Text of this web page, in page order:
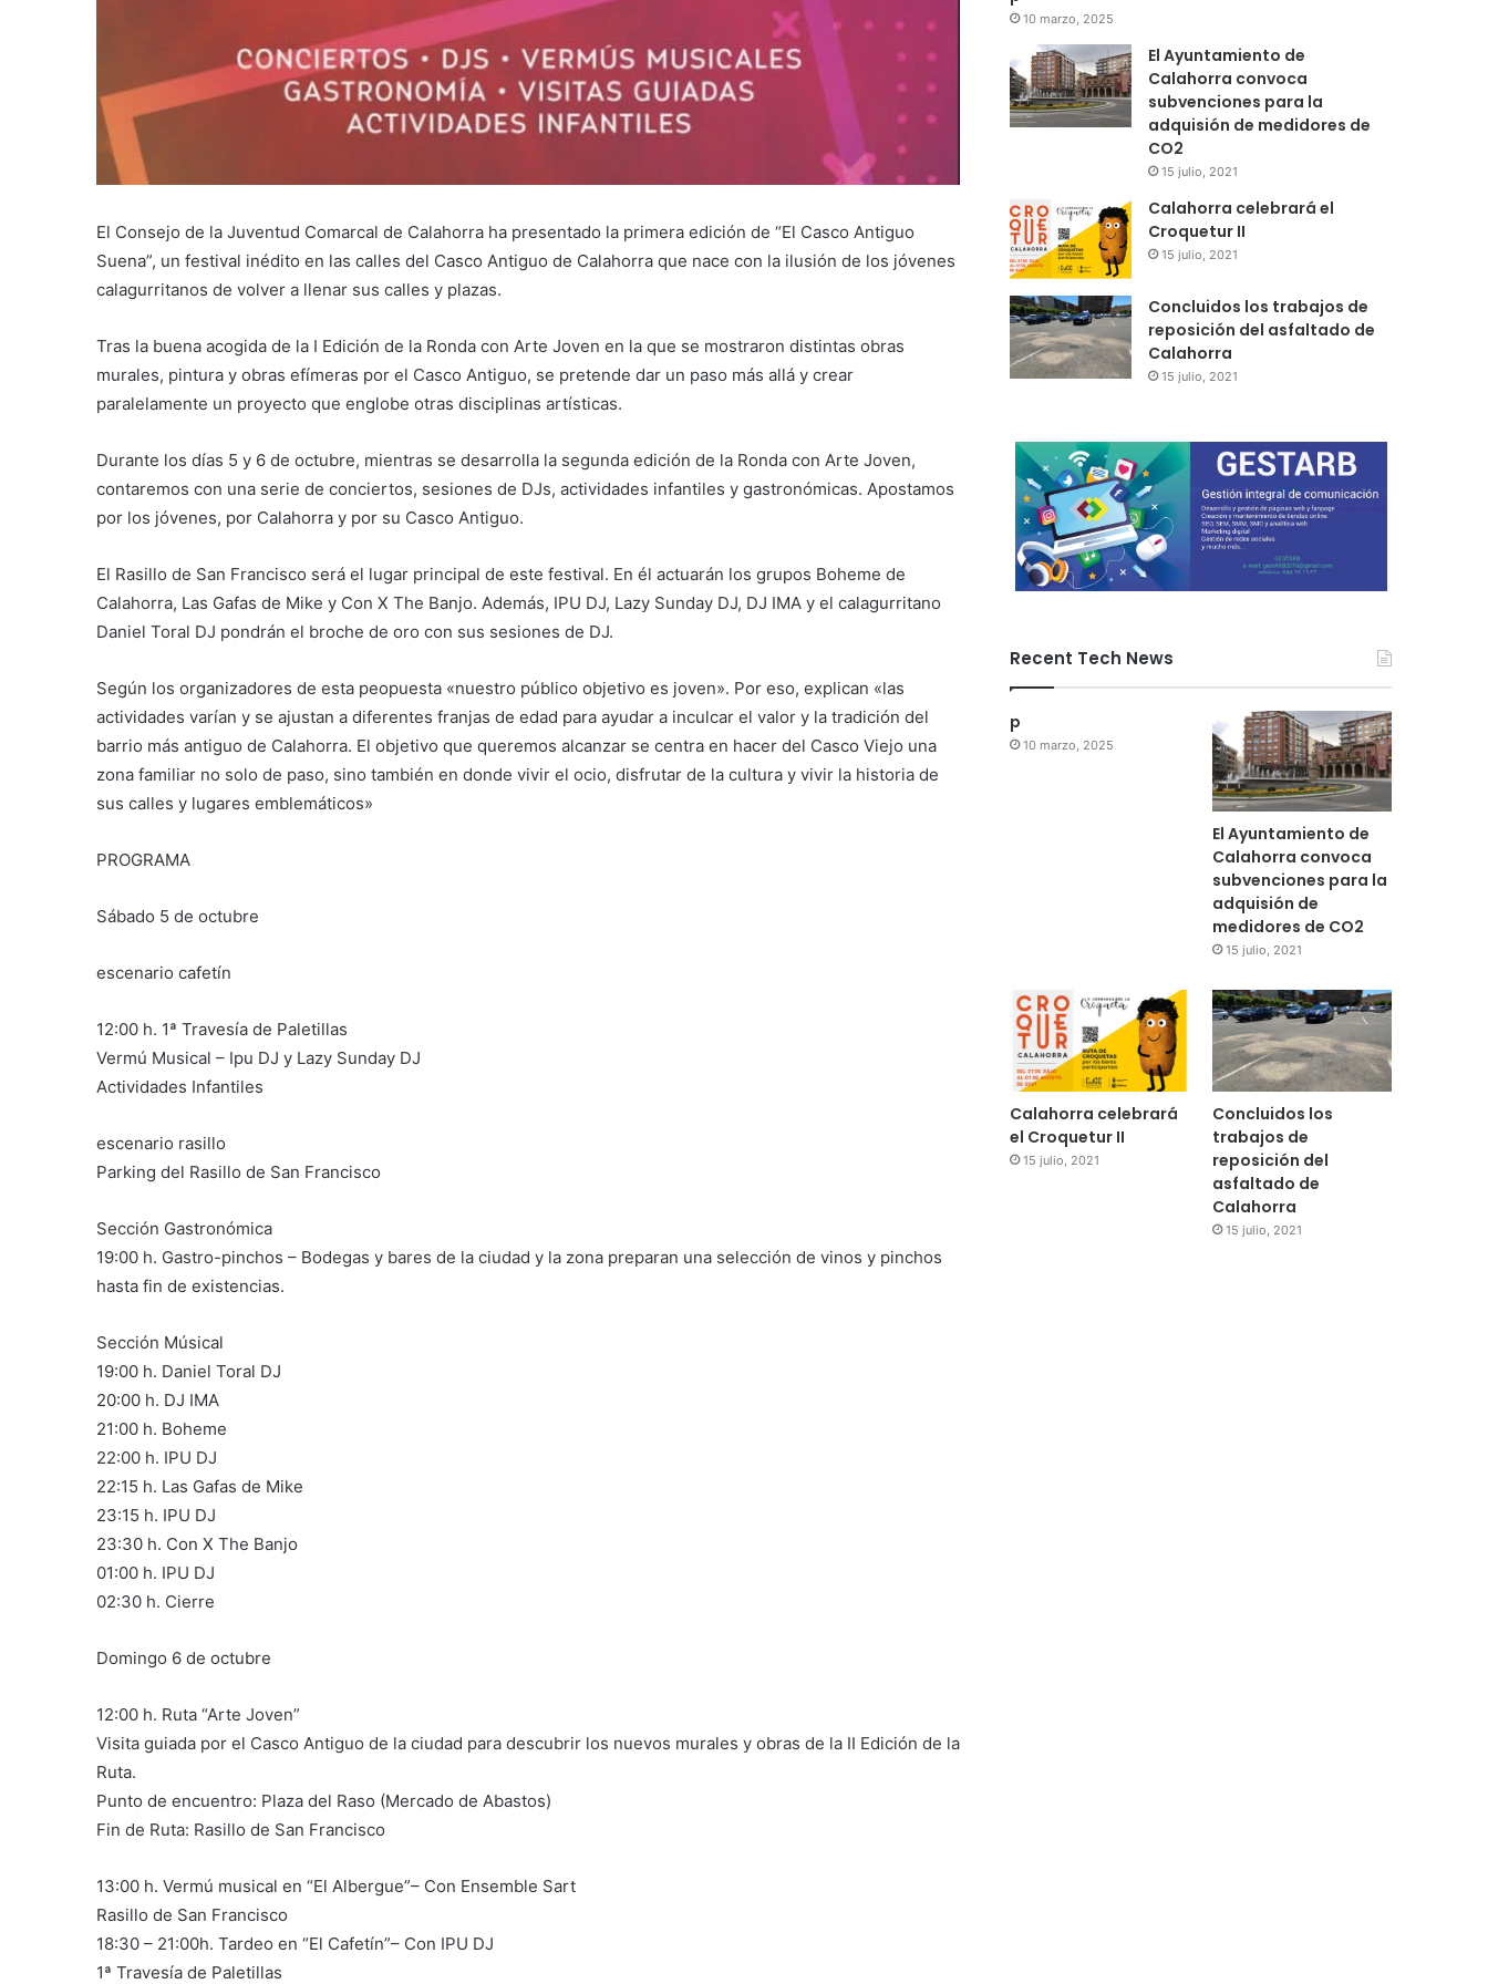
El Consejo de la Juventud Comarcal de Calahorra ha presentado la primera edición de “El Casco Antiguo
Suena”, un festival inédito en las calles del Casco Antiguo de Calahorra que nace con la ilusión de los jóvenes
calagurritanos de volver a llenar sus calles y plazas.
Tras la buena acogida de la I Edición de la Ronda con Arte Joven en la que se mostraron distintas obras
murales, pintura y obras efímeras por el Casco Antiguo, se pretende dar un paso más allá y crear
paralelamente un proyecto que englobe otras disciplinas artísticas.
Durante los días 5 y 6 de octubre, mientras se desarrolla la segunda edición de la Ronda con Arte Joven,
contaremos con una serie de conciertos, sesiones de DJs, actividades infantiles y gastronómicas. Apostamos
por los jóvenes, por Calahorra y por su Casco Antiguo.
El Rasillo de San Francisco será el lugar principal de este festival. En él actuarán los grupos Boheme de
Calahorra, Las Gafas de Mike y Con X The Banjo. Además, IPU DJ, Lazy Sunday DJ, DJ IMA y el calagurritano
Daniel Toral DJ pondrán el broche de oro con sus sesiones de DJ.
Según los organizadores de esta peopuesta «nuestro público objetivo es joven». Por eso, explican «las
actividades varían y se ajustan a diferentes franjas de edad para ayudar a inculcar el valor y la tradición del
barrio más antiguo de Calahorra. El objetivo que queremos alcanzar se centra en hacer del Casco Viejo una
zona familiar no solo de paso, sino también en donde vivir el ocio, disfrutar de la cultura y vivir la historia de
sus calles y lugares emblemáticos»
PROGRAMA
Sábado 5 de octubre
escenario cafetín
12:00 h. 1ª Travesía de Paletillas
Vermú Musical – Ipu DJ y Lazy Sunday DJ
Actividades Infantiles
escenario rasillo
Parking del Rasillo de San Francisco
Sección Gastronómica
19:00 h. Gastro-pinchos – Bodegas y bares de la ciudad y la zona preparan una selección de vinos y pinchos
hasta fin de existencias.
Sección Músical
19:00 h. Daniel Toral DJ
20:00 h. DJ IMA
21:00 h. Boheme
22:00 h. IPU DJ
22:15 h. Las Gafas de Mike
23:15 h. IPU DJ
23:30 h. Con X The Banjo
01:00 h. IPU DJ
02:30 h. Cierre
Domingo 6 de octubre
12:00 h. Ruta “Arte Joven”
Visita guiada por el Casco Antiguo de la ciudad para descubrir los nuevos murales y obras de la II Edición de la
Ruta.
Punto de encuentro: Plaza del Raso (Mercado de Abastos)
Fin de Ruta: Rasillo de San Francisco
13:00 h. Vermú musical en “El Albergue”– Con Ensemble Sart
Rasillo de San Francisco
18:30 – 21:00h. Tardeo en “El Cafetín”– Con IPU DJ
1ª Travesía de Paletillas
10 marzo, 2025
El Ayuntamiento de
Calahorra convoca
subvenciones para la
adquisión de medidores de
CO2
15 julio, 2021
Calahorra celebrará el
Croquetur II
15 julio, 2021
Concluidos los trabajos de
reposición del asfaltado de
Calahorra
15 julio, 2021
Recent Tech News
p
10 marzo, 2025
El Ayuntamiento de
Calahorra convoca
subvenciones para la
adquisión de
medidores de CO2
15 julio, 2021
Calahorra celebrará
el Croquetur II
15 julio, 2021
Concluidos los
trabajos de
reposición del
asfaltado de
Calahorra
15 julio, 2021